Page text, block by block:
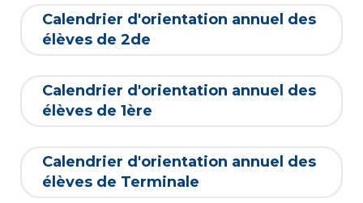
Calendrier d'orientation annuel des
élèves de 2de
Calendrier d'orientation annuel des
élèves de 1ère
Calendrier d'orientation annuel des
élèves de Terminale